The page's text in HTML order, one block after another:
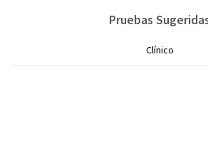
Pruebas
Clínico